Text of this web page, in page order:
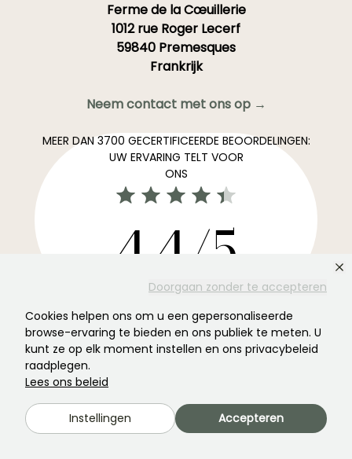
Doorgaan zonder te accepteren
Cookies helpen ons om u een gepersonaliseerde
browse-ervaring te bieden en ons publiek te meten. U
kunt ze op elk moment instellen en ons privacybeleid
raadplegen.
Lees ons beleid
Instellingen Accepteren
Ferme de la Cœuillerie
1012 rue Roger Lecerf
59840 Premesques
Frankrijk
Neem contact met ons op →
MEER DAN 3700 GECERTIFICEERDE BEOORDELINGEN:
UW ERVARING TELT VOOR
ONS
4,4/5
Alle beoordelingen →
De favoriete nieuwsbrief voor tuinen. →
Ontvang ons nieuws en onze ideeën om het hele jaar
door van uw tuin te genieten.